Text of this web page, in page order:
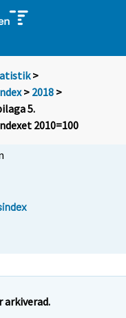
>
> 2018 >
5.
2010=100
arkiverad.